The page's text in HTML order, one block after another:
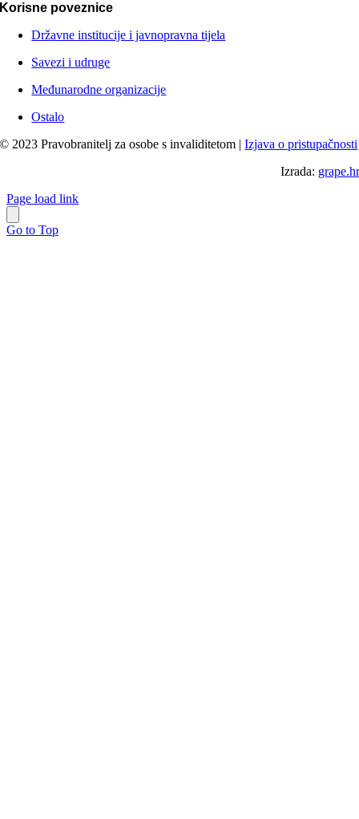
Korisne poveznice
Državne institucije i javnopravna tijela
Savezi i udruge
Međunarodne organizacije
Ostalo
© 2023 Pravobranitelj za osobe s invaliditetom |Izjava o pristupačnosti
Izrada: grape.hr
Page load link
Go to Top